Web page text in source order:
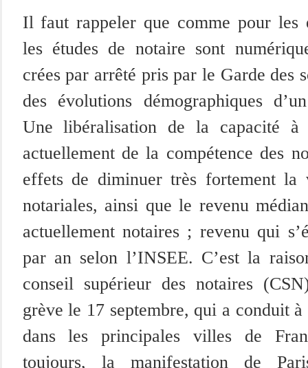
Il faut rappeler que comme pour les
les études de notaire sont
crées par arrêté pris par le Garde des
des évolutions démographiques
Une libéralisation de la capacité à
actuellement de la compétence des
effets de diminuer très fortement la
notariales, ainsi que le revenu
actuellement notaires ; revenu qui
par an selon l’INSEE. C’est la
conseil supérieur des notaires
grève le 17 septembre, qui a conduit à
dans les principales villes de
toujours, la manifestation de